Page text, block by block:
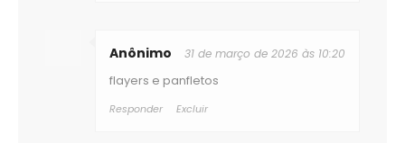
Anônimo 31 de março de 2026 às 10:20
flayers e panfletos
Responder Excluir